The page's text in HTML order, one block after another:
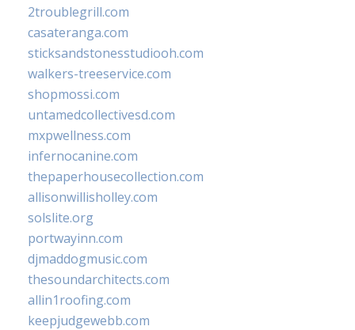
2troublegrill.com
casateranga.com
sticksandstonesstudiooh.com
walkers-treeservice.com
shopmossi.com
untamedcollectivesd.com
mxpwellness.com
infernocanine.com
thepaperhousecollection.com
allisonwillisholley.com
solslite.org
portwayinn.com
djmaddogmusic.com
thesoundarchitects.com
allin1roofing.com
keepjudgewebb.com